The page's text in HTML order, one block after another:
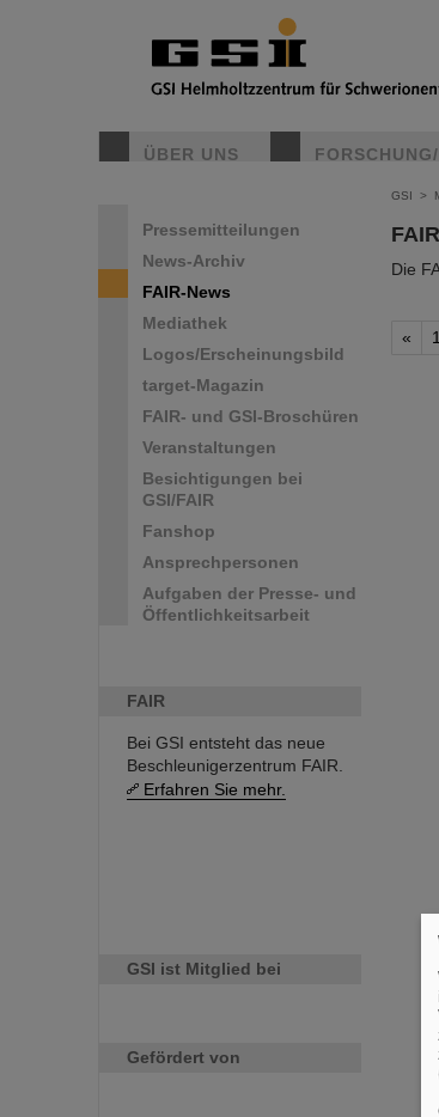
ÜBER UNS
Pressemitteilungen
News-Archiv
FAIR-News
Mediathek
Logos/Erscheinungsbild
target-Magazin
FAIR- und GSI-Broschüren
Veranstaltungen
Besichtigungen bei
GSI/FAIR
Fanshop
Ansprechpersonen
Aufgaben der Presse- und
Öffentlichkeitsarbeit
FAIR
Bei GSI entsteht das neue
Beschleunigerzentrum FAIR.
Erfahren Sie mehr.
GSI ist Mitglied bei
Gefördert von
GSI >
Die
« 1